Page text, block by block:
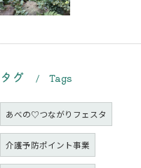
タグ Tags
あべの♡つながりフェスタ
介護予防ポイント事業